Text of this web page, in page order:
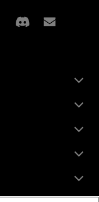
Facebook